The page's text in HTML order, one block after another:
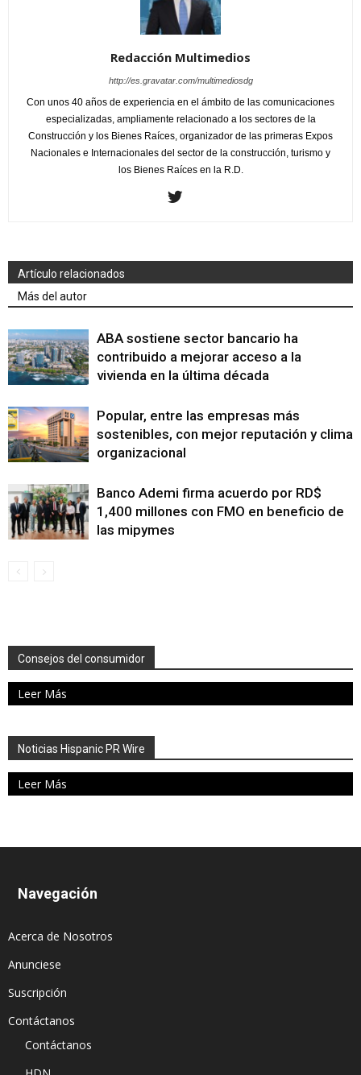
Redacción Multimedios
http://es.gravatar.com/multimediosdg
Con unos 40 años de experiencia en el ámbito de las comunicaciones
especializadas, ampliamente relacionado a los sectores de la
Construcción y los Bienes Raíces, organizador de las primeras Expos
Nacionales e Internacionales del sector de la construcción, turismo y
los Bienes Raíces en la R.D.
Artículo relacionados
Más del autor
ABA sostiene sector bancario ha
contribuido a mejorar acceso a la
vivienda en la última década
Popular, entre las empresas más
sostenibles, con mejor reputación y clima
organizacional
Banco Ademi firma acuerdo por RD$
1,400 millones con FMO en beneficio de
las mipymes
Consejos del consumidor
Leer Más
Noticias Hispanic PR Wire
Leer Más
Navegación
Acerca de Nosotros
Anunciese
Suscripción
Contáctanos
Contáctanos